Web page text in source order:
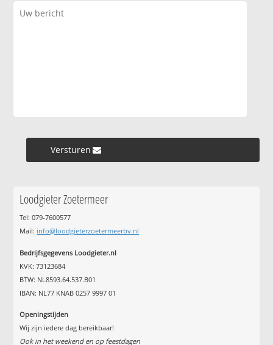
Versturen »
Loodgieter Zoetermeer
Tel: 079-7600577
Mail: info@loodgieterzoetermeerbv.nl
Bedrijfsgegevens Loodgieter.nl
KVK: 73123684
BTW: NL8593.64.537.B01
IBAN: NL77 KNAB 0257 9997 01
Openingstijden
Wij zijn iedere dag bereikbaar!
Ook in het weekend en op feestdagen